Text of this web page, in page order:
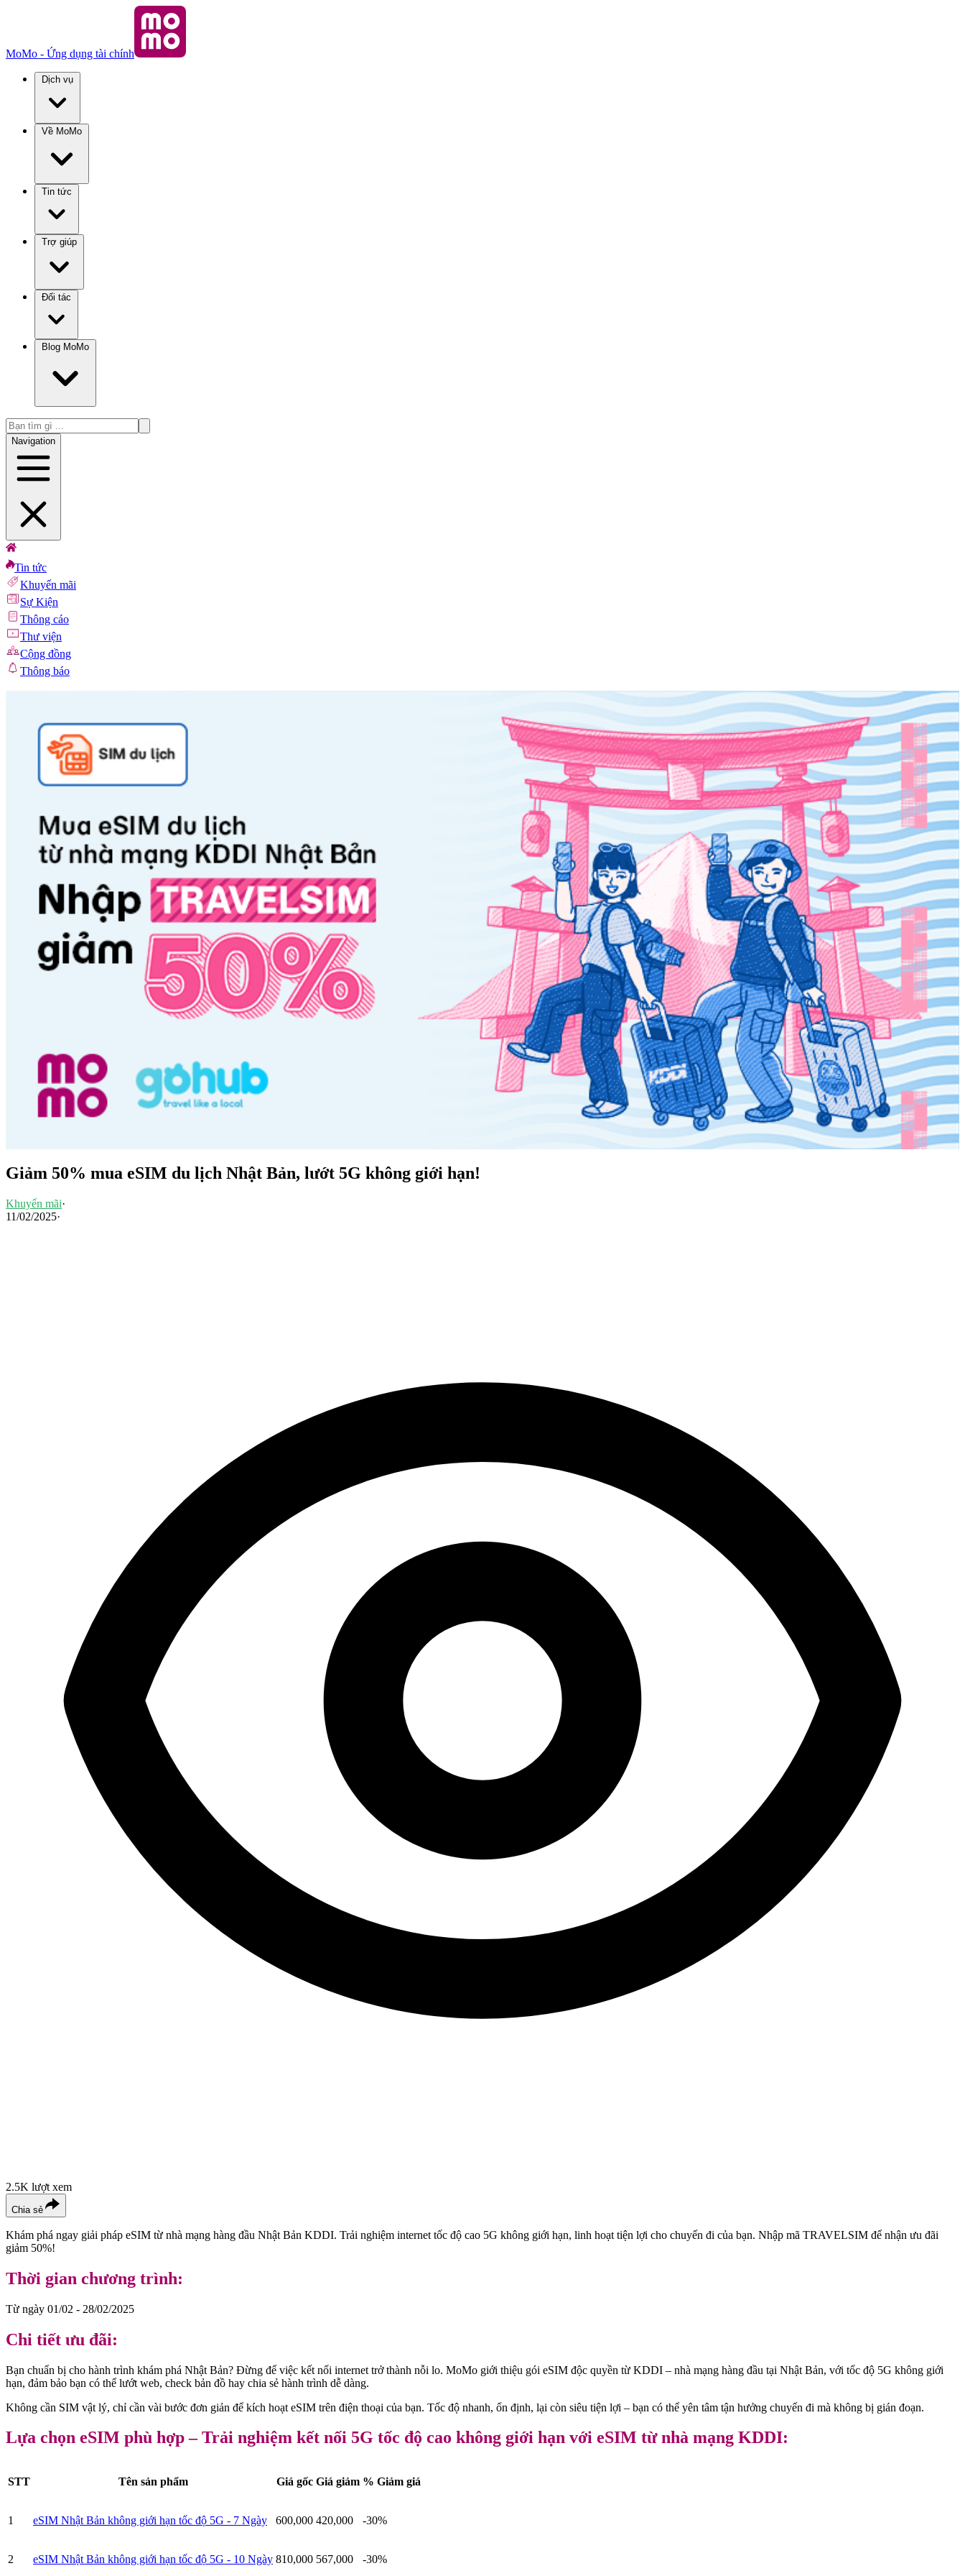
MoMo - Ứng dụng tài chính
Dịch vụ
Về MoMo
Tin tức
Trợ giúp
Đối tác
Blog MoMo
Navigation
Tin tức
Khuyến mãi
Sự Kiện
Thông cáo
Thư viện
Cộng đồng
Thông báo
Giảm 50% mua eSIM du lịch Nhật Bản, lướt 5G không giới hạn!
Khuyến mãi·
11/02/2025·
2.5K lượt xem
Chia sẻ
Khám phá ngay giải pháp eSIM từ nhà mạng hàng đầu Nhật Bản KDDI. Trải nghiệm internet tốc độ cao 5G không giới hạn, linh hoạt tiện lợi cho chuyến đi của bạn. Nhập mã TRAVELSIM để nhận ưu đãi
giảm 50%!
Thời gian chương trình:
Từ ngày 01/02 - 28/02/2025
Chi tiết ưu đãi:
Bạn chuẩn bị cho hành trình khám phá Nhật Bản? Đừng để việc kết nối internet trở thành nỗi lo. MoMo giới thiệu gói eSIM độc quyền từ KDDI – nhà mạng hàng đầu tại Nhật Bản, với tốc độ 5G không giới
hạn, đảm bảo bạn có thể lướt web, check bản đồ hay chia sẻ hành trình dễ dàng.
Không cần SIM vật lý, chỉ cần vài bước đơn giản để kích hoạt eSIM trên điện thoại của bạn. Tốc độ nhanh, ổn định, lại còn siêu tiện lợi – bạn có thể yên tâm tận hưởng chuyến đi mà không bị gián đoạn.
Lựa chọn eSIM phù hợp – Trải nghiệm kết nối 5G tốc độ cao không giới hạn với eSIM từ nhà mạng KDDI:
STT Tên sản phẩm Giá gốc Giá giảm % Giảm giá
1 eSIM Nhật Bản không giới hạn tốc độ 5G - 7 Ngày 600,000 420,000 -30%
2 eSIM Nhật Bản không giới hạn tốc độ 5G - 10 Ngày 810,000 567,000 -30%